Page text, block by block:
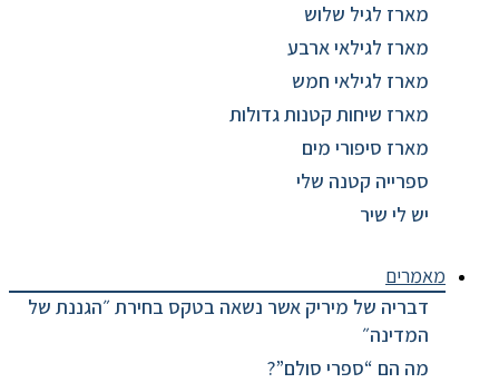
מארז לגיל שלוש
מארז לגילאי ארבע
מארז לגילאי חמש
מארז שיחות קטנות גדולות
מארז סיפורי מים
ספרייה קטנה שלי
יש לי שיר
מאמרים
דבריה של מיריק אשר נשאה בטקס בחירת ״הגננת של
המדינה״
מה הם “ספרי סולם”?